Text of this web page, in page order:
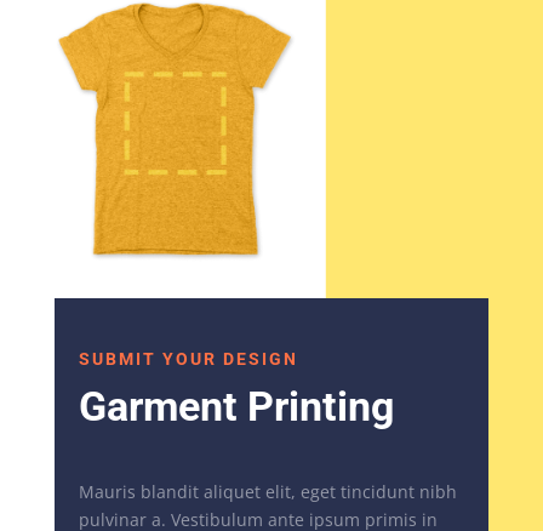
SUBMIT YOUR DESIGN
Garment Printing
Mauris blandit aliquet elit, eget tincidunt nibh
pulvinar a. Vestibulum ante ipsum primis in